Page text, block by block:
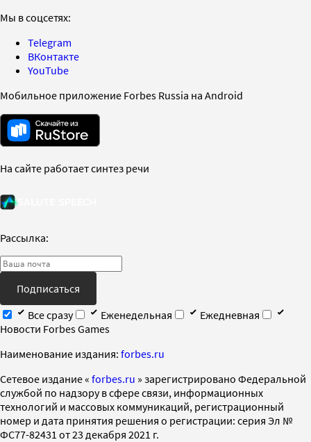
Мы в соцсетях:
Telegram
ВКонтакте
YouTube
Мобильное приложение Forbes Russia на Android
На сайте работает синтез речи
Рассылка:
Подписаться
Все сразу
Еженедельная
Ежедневная
Новости Forbes Games
Наименование издания: forbes.ru
Cетевое издание « forbes.ru » зарегистрировано Федеральной
службой по надзору в сфере связи, информационных
технологий и массовых коммуникаций, регистрационный
номер и дата принятия решения о регистрации: серия Эл №
ФС77-82431 от 23 декабря 2021 г.